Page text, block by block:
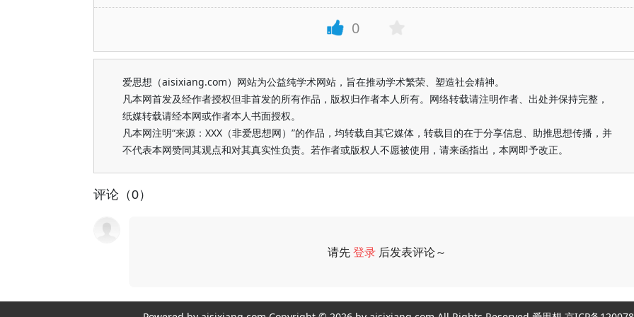
0
爱思想（aisixiang.com）网站为公益纯学术网站，旨在推动学术繁荣、塑造社会精神。
凡本网首发及经作者授权但非首发的所有作品，版权归作者本人所有。网络转载请注明作者、出处并保持完整，
纸媒转载请经本网或作者本人书面授权。
凡本网注明“来源：XXX（非爱思想网）”的作品，均转载自其它媒体，转载目的在于分享信息、助推思想传播，并
不代表本网赞同其观点和对其真实性负责。若作者或版权人不愿被使用，请来函指出，本网即予改正。
评论（0）
请先登录 后发表评论～